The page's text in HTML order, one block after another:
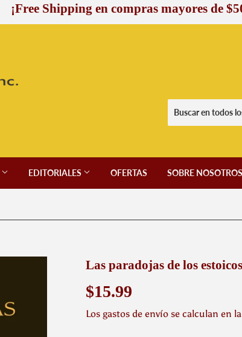
¡Free Shipping en compras mayores de
EDITORIALES OFERTAS SOBRE NOSOTROS
Las paradojas de los estoicos
$15.99
Los gastos de envío se calculan en